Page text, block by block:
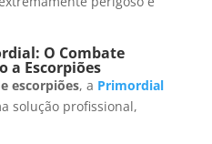
O Combate
a Escorpiões
escorpiões, a Primordial
solução profissional,